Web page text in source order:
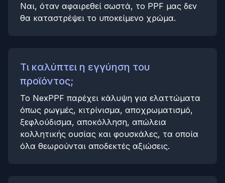
Ναι, όταν αφαιρεθεί σωστά, το PPF μας δεν
θα καταστρέψει το υποκείμενο χρώμα.
Τι καλύπτει η εγγύηση του
προϊόντος;
Το NexPPF παρέχει κάλυψη για ελαττώματα
όπως ρωγμές, κιτρίνισμα, αποχρωματισμό,
ξεφλούδισμα, αποκόλληση, απώλεια
κολλητικής ουσίας και φουσκάλες, τα οποία
όλα θεωρούνται αποδεκτές αξιώσεις.